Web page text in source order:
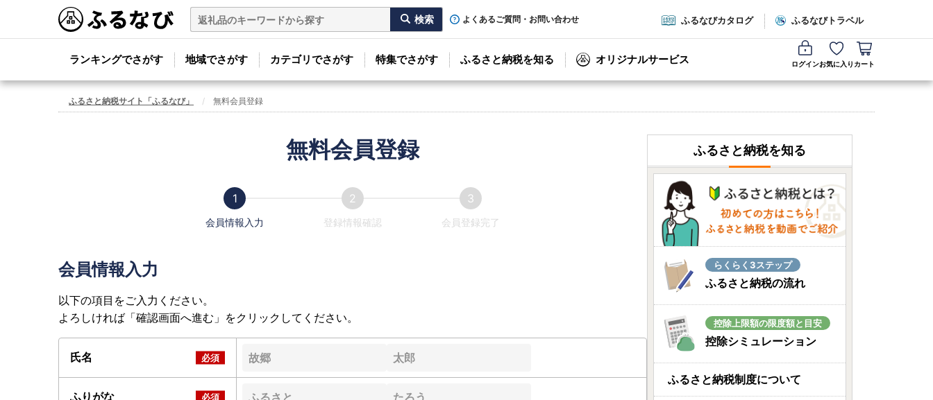
よくあるご質問・お問い合わせ ふるなびカタログ ふるなびトラベル
ランキングでさがす 地域でさがす カテゴリでさがす 特集でさがす ふるさと納税を知る オリジナルサービス ログインお気に入り カート
ふるさと納税サイト「ふるなび」 無料会員登録
無料会員登録
会員情報入力 登録情報確認 会員登録完了
会員情報入力
以下の項目をご入力ください。
よろしければ「確認画面へ進む」をクリックしてください。
氏名
ふりがな
ふるさと納税を知る
らくらく3ステップ
ふるさと納税の流れ
控除上限額の限度額と目安
控除シミュレーション
ふるさと納税制度について